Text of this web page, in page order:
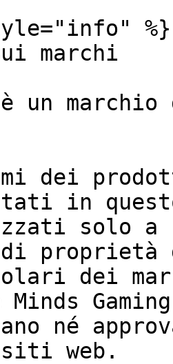
%}
marchi
un
dei
in
solo a
di
dei
né
web.